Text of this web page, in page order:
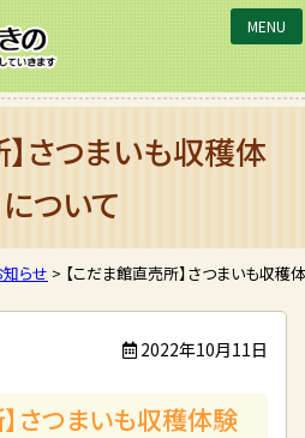
JA埼玉ひびきの
】さつまいも収穫体
ついて
知らせ > 【こだま館直売所】さつまいも収
2022年10月11日
さつまいも収穫体験